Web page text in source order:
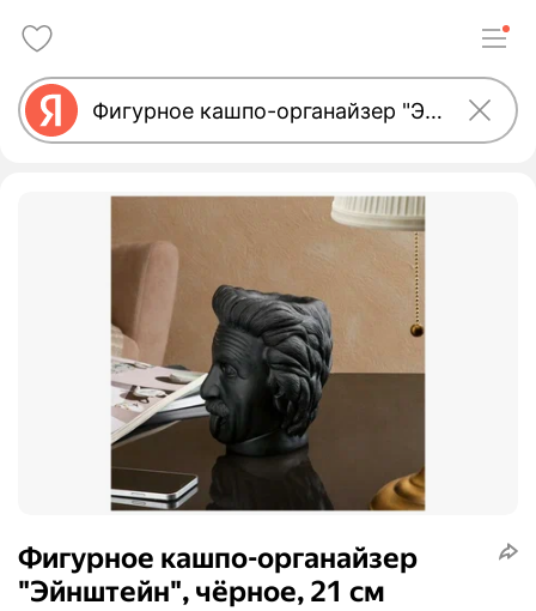
Фигурное кашпо-органайзер
"Эйнштейн", чёрное, 21 см